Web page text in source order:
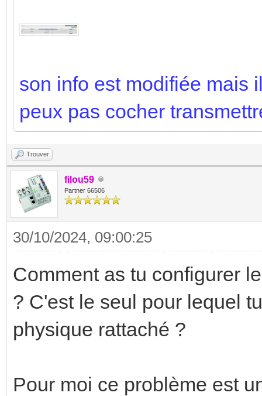
son info est modifiée mais
peux pas cocher
Trouver
filou59
Partner 66506
30/10/2024, 09:00:25
Comment as tu configurer
? C'est le seul pour lequel
physique rattaché ?
Pour moi ce problème est